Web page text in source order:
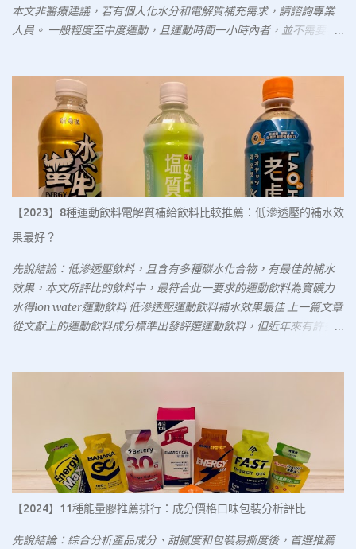
本文非醫療建議，若有個人化水分和電解質補充需求，請諮詢專業
人員。 一般輕度至中度運動，且運動時間一小時內者，並不需要特
跑S運補飲料及黑松FIN補給飲料等三種符合。 若高強度長時間運
動，需補充電解質，此五款運動飲料的鈉含量可能不足，需尋求其
他補充品。 更新紀錄 2025/7/5 檢視相關研究和更新文章內容
2024/2/16 3/1起，黑松FIN寶特瓶580ml系列，自25元調整為29元
2024/2/15 更新前言、評選標準、產品個論、綜合評比，新增購買建
議和文獻回顧 2024/2/8 更新便利商店價格，舒跑590ml 29元，舒
跑s 590ml 29元，寶礦力580ml 29元，寶礦力ion water 580ml 29
元，黑松FIN 580ml 25元 參賽選手 大家排排站 本集參賽選手有：舒
跑運動飲料、舒跑S運補飲料、寶礦力水得運動飲料、寶礦力水得
是大多數人所認定的運動飲料，故放在本文中一起比較；其他添加
物較多種，定位為機能型飲料的品項則不列入文中。 評選標準 選手
基本資料 評選總要有個標準，以下會從水份補充效果、電解質補充
效果、風味口感三方面做分析比較。 風味口感方面較為主觀，以自
飲料很重要的環節之一。 水分和電解質補充效果，會參酌研究文獻
家標準 CNS 12149，但在民國76年公布後就未修訂過，這個標準可能
還是放在心裡尊重就好，用以評估運動飲料效果，似乎略顯過時。
文獻回顧 回顧相關文獻，有以下分析： 低滲透壓飲料的水份補充效
果，似乎比等滲透壓飲料、高滲透壓飲料或純水較佳，而碳水化合
物對...
【2023】8種運動飲料電解質補給飲料比較推薦：低滲透壓的補水效
果最好？
先說結論：低滲透壓飲料，且含有多種碳水化合物，有最佳的補水
效果，本文所評比的飲料中，最符合此一要求的運動飲料為寶礦力
水得ion water運動飲料 低滲透壓運動飲料補水效果最佳 上一篇文章
從文獻上的運動飲料成分標準出發評選運動飲料，但近年來有許多
手登場 運動飲料成分影響水分補充效果 首先我們整理一下最新研究
發現： 低滲透壓運動飲料的補水效果最佳，勝過高滲透壓、等滲透
壓、不含碳水化合物及電解質的運動飲品、水等品項。 飲料內有多
種碳水化合物（葡萄糖、果糖、蔗糖、半乳糖）可增進水分在小腸
的吸收速度。 飲料內添加適量電解質可增進水合作用，減少利尿作
用。 舊選手不能忘 市面上運動飲料及電解質補給飲料成分分析 接著
我們來看各種飲料的成分： 臨床研究中低滲透壓飲料的碳水化合物
【2024】11種能量膠推薦排行：成分價格口味包裝分析評比
先說結論：綜合分析產品成分、甜膩度和包裝易撕度後，首選推薦